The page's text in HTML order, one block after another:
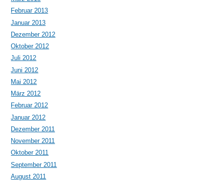
Februar 2013
Januar 2013
Dezember 2012
Oktober 2012
Juli 2012
Juni 2012
Mai 2012
März 2012
Februar 2012
Januar 2012
Dezember 2011
November 2011
Oktober 2011
September 2011
August 2011